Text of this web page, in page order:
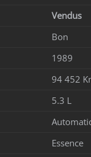
Vendus
Bon
1989
94 452
5.3 L
Essence